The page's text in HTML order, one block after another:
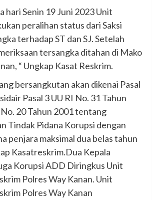
hari Senin 19 Juni 2023 Unit
peralihan status dari Saksi
terhadap ST dan SJ. Setelah
tersangka ditahan di Mako
“ Ungkap Kasat Reskrim.
bersangkutan akan dikenai Pasal
Pasal 3 UU RI No. 31 Tahun
No. 20 Tahun 2001 tentang
Tindak Pidana Korupsi dengan
penjara maksimal dua belas tahun
Kasatreskrim.Dua Kepala
Korupsi ADD Diringkus Unit
Polres Way Kanan. Unit
Polres Way Kanan